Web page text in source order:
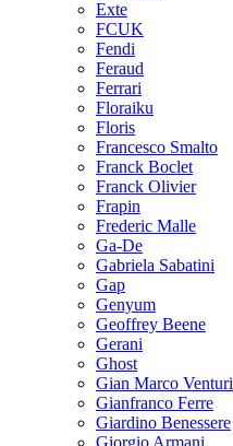
Exte
FCUK
Fendi
Feraud
Ferrari
Floraiku
Floris
Francesco Smalto
Franck Boclet
Franck Olivier
Frapin
Frederic Malle
Ga-De
Gabriela Sabatini
Gap
Genyum
Geoffrey Beene
Gerani
Ghost
Gian Marco Venturi
Gianfranco Ferre
Giardino Benessere
Giorgio Armani